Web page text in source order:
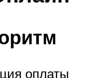
оплаты